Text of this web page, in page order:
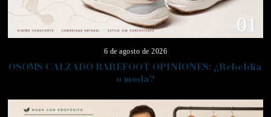
01
6 de agosto de 2026
OSOMS CALZADO BAREFOOT OPINIONES: ¿Rebeldía
o moda?